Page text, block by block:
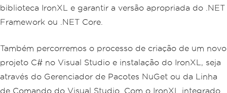
biblioteca IronXL e garantir a versão apropriada do .NET
Framework ou .NET Core.
Também percorremos o processo de criação de um novo
projeto C# no Visual Studio e instalação do IronXL, seja
através do Gerenciador de Pacotes NuGet ou da Linha
de Comando do Visual Studio. Com o IronXL integrado